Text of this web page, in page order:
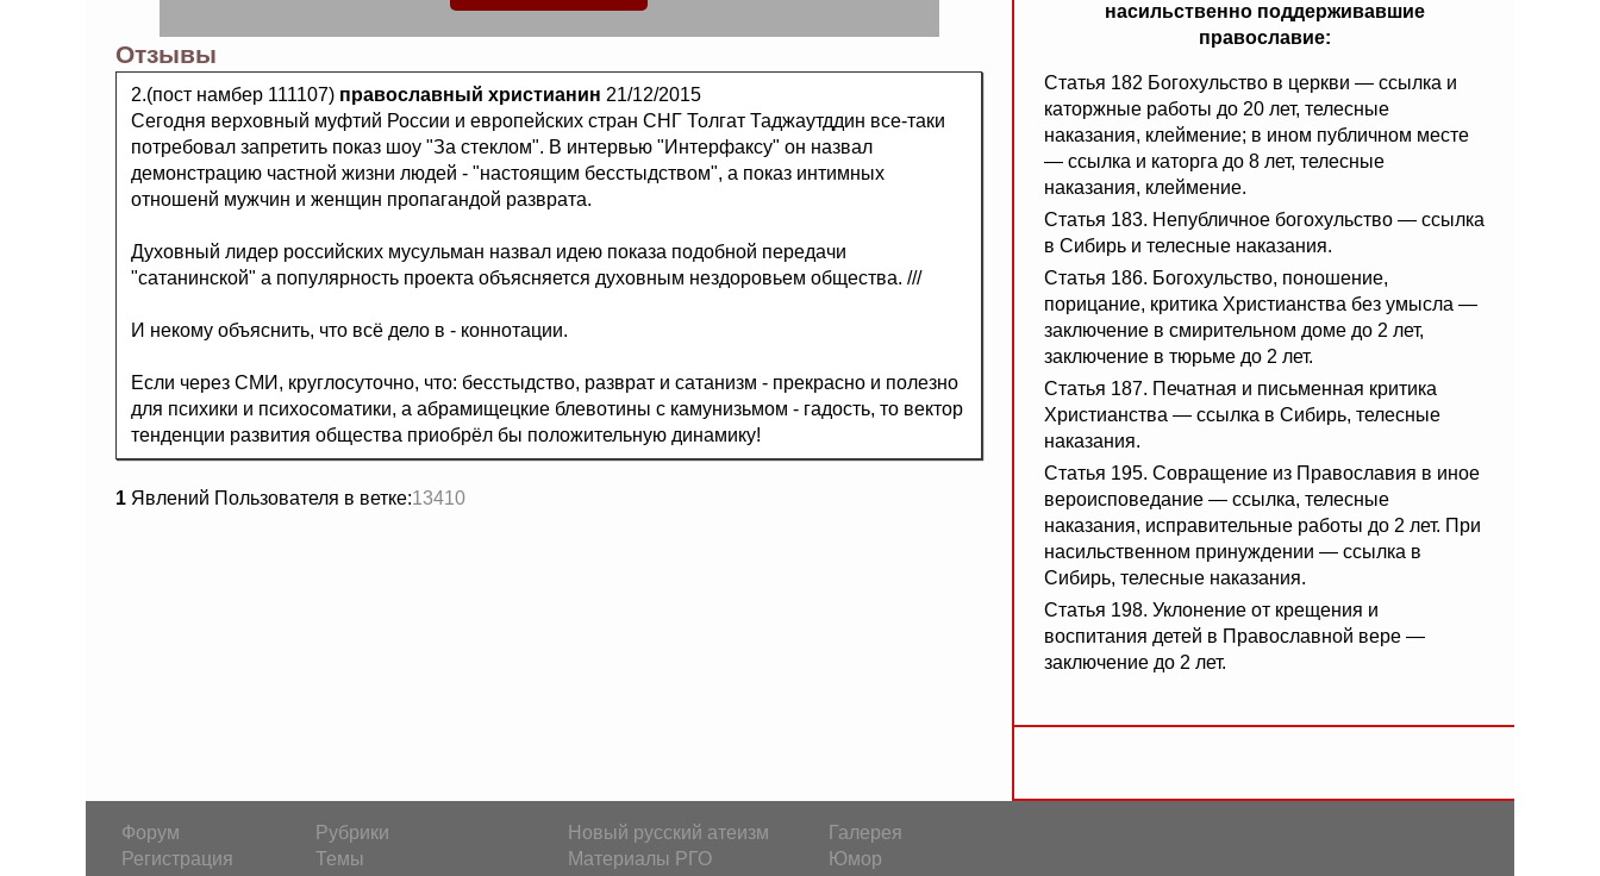
Отзывы
2.(пост намбер 111107) православный христианин 21/12/2015
Сегодня верховный муфтий России и европейских стран СНГ Толгат Таджаутддин все-таки
потребовал запретить показ шоу "За стеклом". В интервью "Интерфаксу" он назвал
демонстрацию частной жизни людей - "настоящим бесстыдством", а показ интимных
отношенй мужчин и женщин пропагандой разврата.
Духовный лидер российских мусульман назвал идею показа подобной передачи
"сатанинской" а популярность проекта объясняется духовным нездоровьем общества. ///
И некому объяснить, что всё дело в - коннотации.
Если через СМИ, круглосуточно, что: бесстыдство, разврат и сатанизм - прекрасно и полезно
для психики и психосоматики, а абрамищецкие блевотины с камунизьмом - гадость, то вектор
тенденции развития общества приобрёл бы положительную динамику!
1 Явлений Пользователя в ветке:13410
насильственно поддерживавшие
православие:
Статья 182 Богохульство в церкви — ссылка и
каторжные работы до 20 лет, телесные
наказания, клеймение; в ином публичном месте
— ссылка и каторга до 8 лет, телесные
наказания, клеймение.
Статья 183. Непубличное богохульство — ссылка
в Сибирь и телесные наказания.
Статья 186. Богохульство, поношение,
порицание, критика Христианства без умысла —
заключение в смирительном доме до 2 лет,
заключение в тюрьме до 2 лет.
Статья 187. Печатная и письменная критика
Христианства — ссылка в Сибирь, телесные
наказания.
Статья 195. Совращение из Православия в иное
вероисповедание — ссылка, телесные
наказания, исправительные работы до 2 лет. При
насильственном принуждении — ссылка в
Сибирь, телесные наказания.
Статья 198. Уклонение от крещения и
воспитания детей в Православной вере —
заключение до 2 лет.
Форум
Регистрация
Рубрики
Темы
Новый русский атеизм
Материалы РГО
Галерея
Юмор